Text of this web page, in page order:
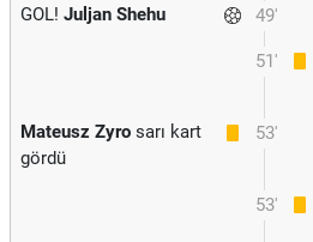
49'
GOL! Juljan Shehu
51'
53'
Mateusz Zyro sarı kart
gördü
53'